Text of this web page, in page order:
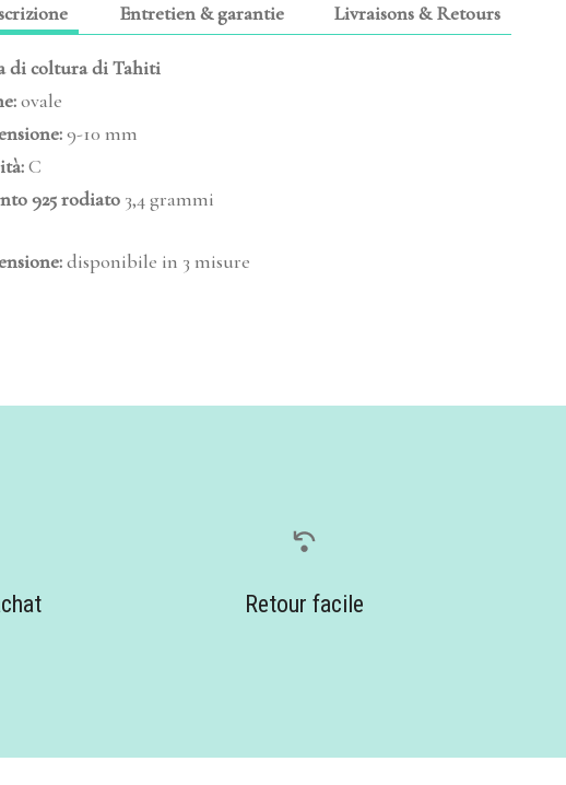
Entretien & garantie Livraisons & Retours
di coltura di Tahiti
ovale
:9-10 mm
:C
925 rodiato 3,4 grammi
disponibile in 3 misure
Retour facile